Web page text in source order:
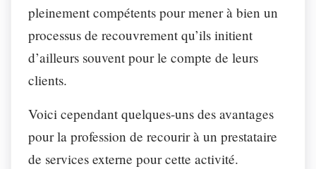
pleinement compétents pour mener à bien un
processus de recouvrement qu’ils initient
d’ailleurs souvent pour le compte de leurs
clients.
Voici cependant quelques-uns des avantages
pour la profession de recourir à un prestataire
de services externe pour cette activité.